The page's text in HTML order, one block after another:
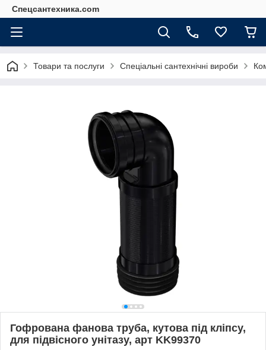
Спецсантехника.com
Товари та послуги Спеціальні сантехнічні вироби
Гофрована фанова труба, кутова під кліпсу,
для підвісного унітазу, арт KK99370